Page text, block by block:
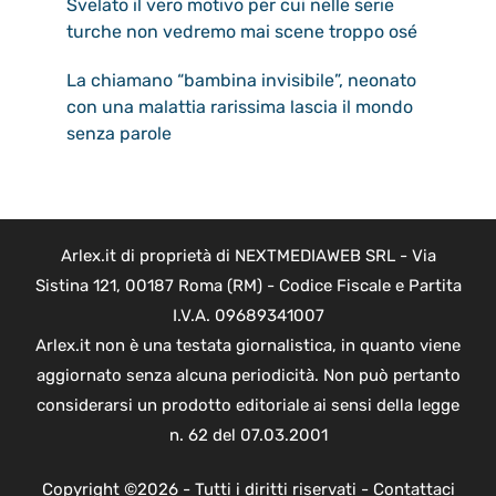
Svelato il vero motivo per cui nelle serie
turche non vedremo mai scene troppo osé
La chiamano “bambina invisibile”, neonato
con una malattia rarissima lascia il mondo
senza parole
Arlex.it di proprietà di NEXTMEDIAWEB SRL - Via
Sistina 121, 00187 Roma (RM) - Codice Fiscale e Partita
I.V.A. 09689341007
Arlex.it non è una testata giornalistica, in quanto viene
aggiornato senza alcuna periodicità. Non può pertanto
considerarsi un prodotto editoriale ai sensi della legge
n. 62 del 07.03.2001
Copyright ©2026 - Tutti i diritti riservati - Contattaci